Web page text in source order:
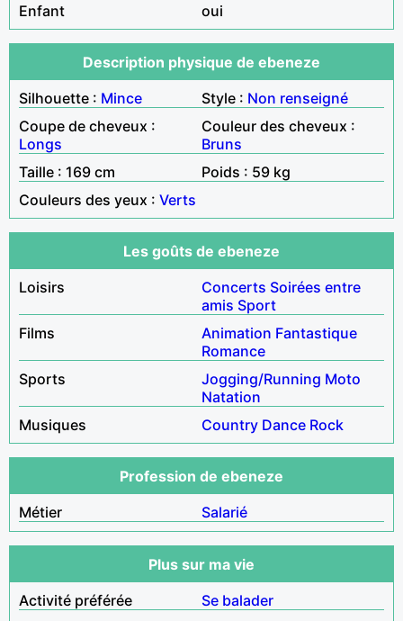
Enfant
oui
Description physique de ebeneze
Silhouette : Mince Style : Non renseigné
Coupe de cheveux :
Longs
Couleur des cheveux :
Bruns
Taille : 169 cm
Poids : 59 kg
Couleurs des yeux : Verts
Les goûts de ebeneze
Loisirs
Concerts Soirées entre
amis Sport
Films
Animation Fantastique
Romance
Sports
Jogging/Running Moto
Natation
Musiques
Country Dance Rock
Profession de ebeneze
Métier
Salarié
Plus sur ma vie
Activité préférée
Se balader